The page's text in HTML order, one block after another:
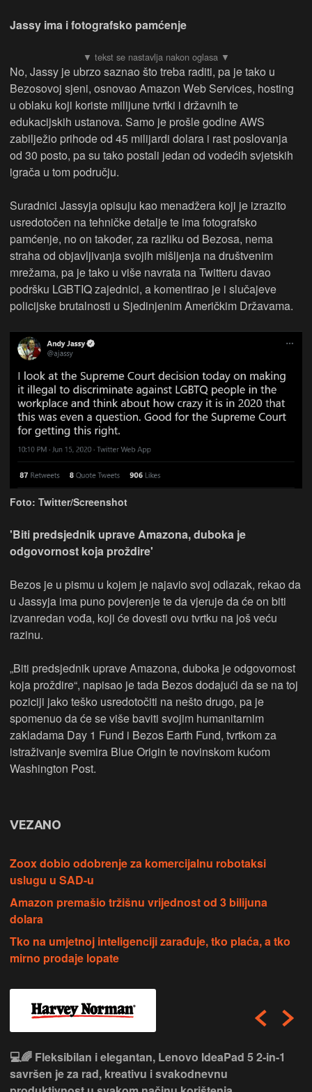
Jassy ima i fotografsko pamćenje
No, Jassy je ubrzo saznao što treba raditi, pa je tako u
Bezosovoj sjeni, osnovao Amazon Web Services, hosting
u oblaku koji koriste milijune tvrtki i državnih te
edukacijskih ustanova. Samo je prošle godine AWS
zabilježio prihode od 45 milijardi dolara i rast poslovanja
od 30 posto, pa su tako postali jedan od vodećih svjetskih
igrača u tom području.
Suradnici Jassyja opisuju kao menadžera koji je izrazito
usredotočen na tehničke detalje te ima fotografsko
pamćenje, no on također, za razliku od Bezosa, nema
straha od objavljivanja svojih mišljenja na društvenim
mrežama, pa je tako u više navrata na Twitteru davao
podršku LGBTIQ zajednici, a komentirao je i slučajeve
policijske brutalnosti u Sjedinjenim Američkim Državama.
Foto: Twitter/Screenshot
'Biti predsjednik uprave Amazona, duboka je
odgovornost koja proždire'
Bezos je u pismu u kojem je najavio svoj odlazak, rekao da
u Jassyja ima puno povjerenje te da vjeruje da će on biti
izvanredan vođa, koji će dovesti ovu tvrtku na još veću
razinu.
„Biti predsjednik uprave Amazona, duboka je odgovornost
koja proždire“, napisao je tada Bezos dodajući da se na toj
poziciji jako teško usredotočiti na nešto drugo, pa je
spomenuo da će se više baviti svojim humanitarnim
zakladama Day 1 Fund i Bezos Earth Fund, tvrtkom za
istraživanje svemira Blue Origin te novinskom kućom
Washington Post.
VEZANO
Zoox dobio odobrenje za komercijalnu robotaksi
uslugu u SAD-u
Amazon premašio tržišnu vrijednost od 3 bilijuna
dolara
Tko na umjetnoj inteligenciji zarađuje, tko plaća, a tko
mirno prodaje lopate
💻🌈 Fleksibilan i elegantan, Lenovo IdeaPad 5 2‑in‑1
savršen je za rad, kreativu i svakodnevnu